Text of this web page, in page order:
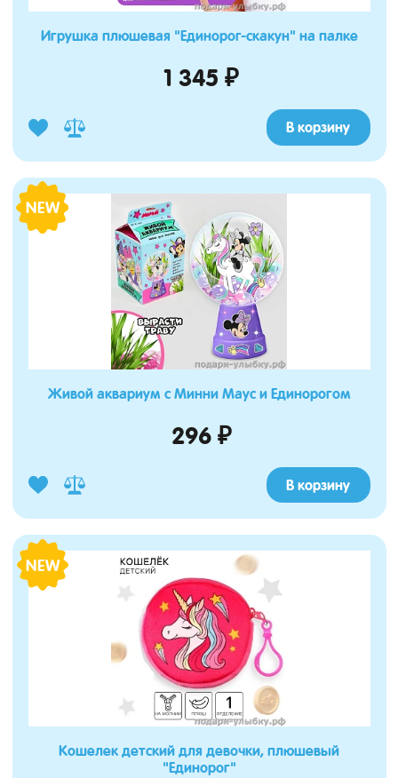
Игрушка плюшевая "Единорог-скакун" на палке
1 345 ₽
В корзину
NEW
Живой аквариум с Минни Маус и Единорогом
296 ₽
В корзину
NEW
Кошелек детский для девочки, плюшевый
"Единорог"